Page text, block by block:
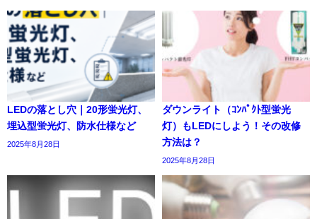
LEDの落とし穴｜20形蛍光灯、
埋込型蛍光灯、防水仕様など
2025年8月28日
ダウンライト（ｺﾝﾊﾟｸﾄ型蛍光
灯）もLEDにしよう！その改修
方法は？
2025年8月28日